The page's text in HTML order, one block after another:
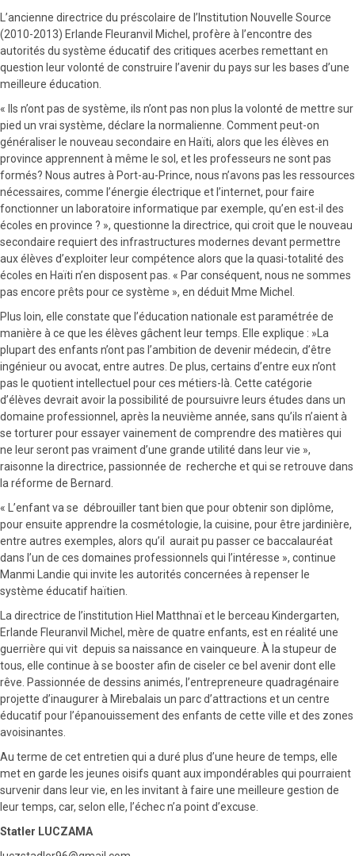
L’ancienne directrice du préscolaire de l’Institution Nouvelle Source
(2010-2013) Erlande Fleuranvil Michel, profère à l’encontre des
autorités du système éducatif des critiques acerbes remettant en
question leur volonté de construire l’avenir du pays sur les bases d’une
meilleure éducation.
« Ils n’ont pas de système, ils n’ont pas non plus la volonté de mettre sur
pied un vrai système, déclare la normalienne. Comment peut-on
généraliser le nouveau secondaire en Haïti, alors que les élèves en
province apprennent à même le sol, et les professeurs ne sont pas
formés? Nous autres à Port-au-Prince, nous n’avons pas les ressources
nécessaires, comme l’énergie électrique et l’internet, pour faire
fonctionner un laboratoire informatique par exemple, qu’en est-il des
écoles en province ? », questionne la directrice, qui croit que le nouveau
secondaire requiert des infrastructures modernes devant permettre
aux élèves d’exploiter leur compétence alors que la quasi-totalité des
écoles en Haïti n’en disposent pas. « Par conséquent, nous ne sommes
pas encore prêts pour ce système », en déduit Mme Michel.
Plus loin, elle constate que l’éducation nationale est paramétrée de
manière à ce que les élèves gâchent leur temps. Elle explique : »La
plupart des enfants n’ont pas l’ambition de devenir médecin, d’être
ingénieur ou avocat, entre autres. De plus, certains d’entre eux n’ont
pas le quotient intellectuel pour ces métiers-là. Cette catégorie
d’élèves devrait avoir la possibilité de poursuivre leurs études dans un
domaine professionnel, après la neuvième année, sans qu’ils n’aient à
se torturer pour essayer vainement de comprendre des matières qui
ne leur seront pas vraiment d’une grande utilité dans leur vie »,
raisonne la directrice, passionnée de recherche et qui se retrouve dans
la réforme de Bernard.
« L’enfant va se débrouiller tant bien que pour obtenir son diplôme,
pour ensuite apprendre la cosmétologie, la cuisine, pour être jardinière,
entre autres exemples, alors qu’il aurait pu passer ce baccalauréat
dans l’un de ces domaines professionnels qui l’intéresse », continue
Manmi Landie qui invite les autorités concernées à repenser le
système éducatif haïtien.
La directrice de l’institution Hiel Matthnaï et le berceau Kindergarten,
Erlande Fleuranvil Michel, mère de quatre enfants, est en réalité une
guerrière qui vit depuis sa naissance en vainqueure. À la stupeur de
tous, elle continue à se booster afin de ciseler ce bel avenir dont elle
rêve. Passionnée de dessins animés, l’entrepreneure quadragénaire
projette d’inaugurer à Mirebalais un parc d’attractions et un centre
éducatif pour l’épanouissement des enfants de cette ville et des zones
avoisinantes.
Au terme de cet entretien qui a duré plus d’une heure de temps, elle
met en garde les jeunes oisifs quant aux impondérables qui pourraient
survenir dans leur vie, en les invitant à faire une meilleure gestion de
leur temps, car, selon elle, l’échec n’a point d’excuse.
Statler LUCZAMA